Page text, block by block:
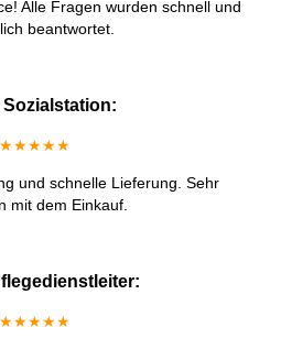
Alle Fragen wurden schnell und
beantwortet.
Sozialstation:
★★★★★
und schnelle Lieferung. Sehr
mit dem Einkauf.
★★★★★